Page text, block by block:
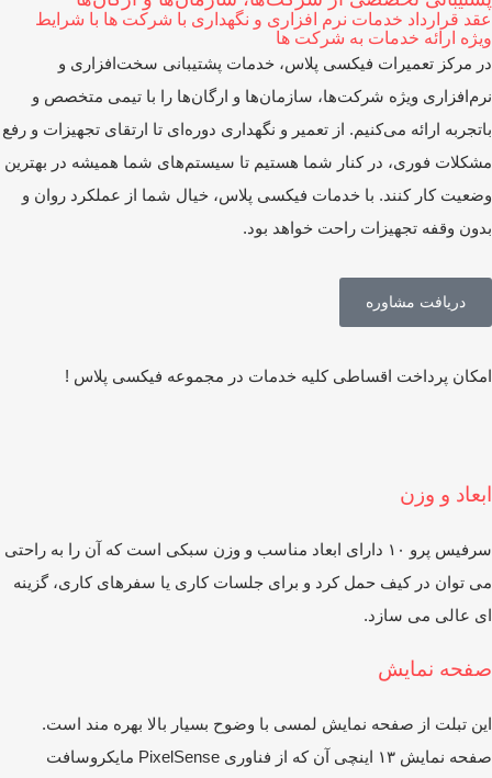
قرارداد خدمات نرم افزاری و نگهداری با شرکت ها با شرایط
ارائه خدمات به شرکت ها
مرکز تعمیرات فیکسی پلاس، خدمات پشتیبانی سخت‌افزاری و
ویژه شرکت‌ها، سازمان‌ها و ارگان‌ها را با تیمی متخصص و
ارائه می‌کنیم. از تعمیر و نگهداری دوره‌ای تا ارتقای تجهیزات و رفع
فوری، در کنار شما هستیم تا سیستم‌های شما همیشه در بهترین
کار کنند. با خدمات فیکسی پلاس، خیال شما از عملکرد روان و
وقفه تجهیزات راحت خواهد بود.
دریافت مشاوره
پرداخت اقساطی کلیه خدمات در مجموعه فیکسی پلاس !
و وزن
سرفیس پرو ۱۰ دارای ابعاد مناسب و وزن سبکی است که آن را به راحتی
‌توان در کیف حمل کرد و برای جلسات کاری یا سفرهای کاری، گزینه
عالی می ‌سازد.
نمایش
تبلت از صفحه نمایش لمسی با وضوح بسیار بالا بهره‌ مند است.
صفحه نمایش ۱۳ اینچی آن که از فناوری PixelSense مایکروسافت